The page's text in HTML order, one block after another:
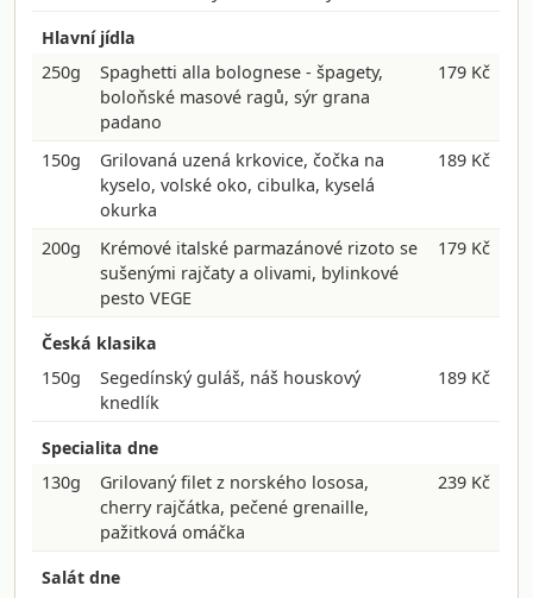
Hlavní jídla
250g
Spaghetti alla bolognese - špagety,
boloňské masové ragů, sýr grana
padano
179 Kč
150g
Grilovaná uzená krkovice, čočka na
kyselo, volské oko, cibulka, kyselá
okurka
189 Kč
200g
Krémové italské parmazánové rizoto se
sušenými rajčaty a olivami, bylinkové
pesto VEGE
179 Kč
Česká klasika
150g
Segedínský guláš, náš houskový
knedlík
189 Kč
Specialita dne
130g
Grilovaný filet z norského lososa,
cherry rajčátka, pečené grenaille,
pažitková omáčka
239 Kč
Salát dne